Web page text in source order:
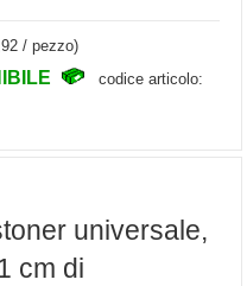
/ pezzo)
codice articolo:
universale,
cm di